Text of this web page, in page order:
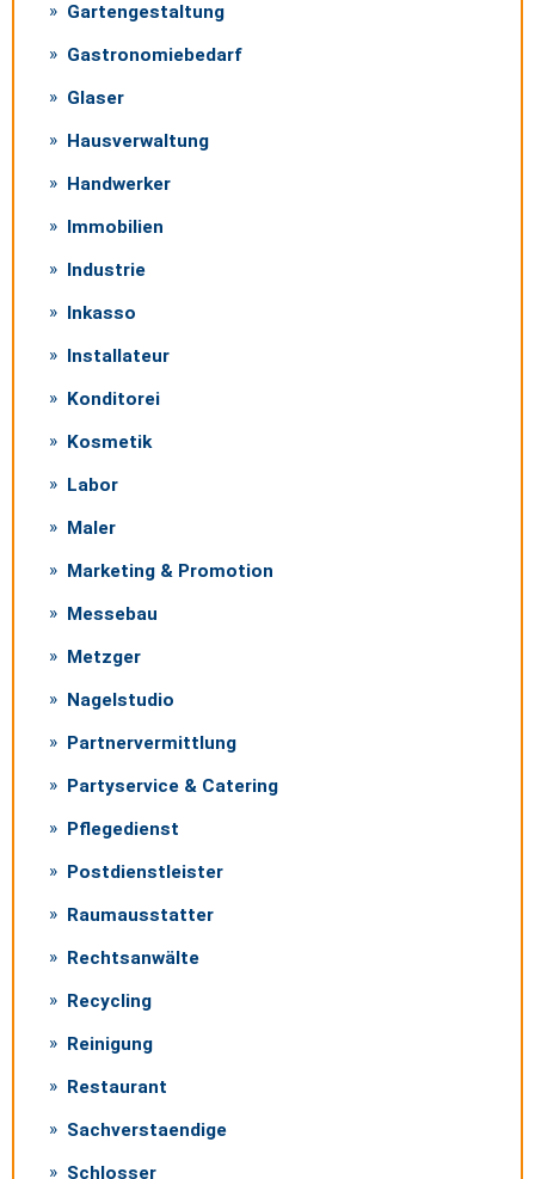
Gartengestaltung
Gastronomiebedarf
Glaser
Hausverwaltung
Handwerker
Immobilien
Industrie
Inkasso
Installateur
Konditorei
Kosmetik
Labor
Maler
Marketing & Promotion
Messebau
Metzger
Nagelstudio
Partnervermittlung
Partyservice & Catering
Pflegedienst
Postdienstleister
Raumausstatter
Rechtsanwälte
Recycling
Reinigung
Restaurant
Sachverstaendige
Schlosser